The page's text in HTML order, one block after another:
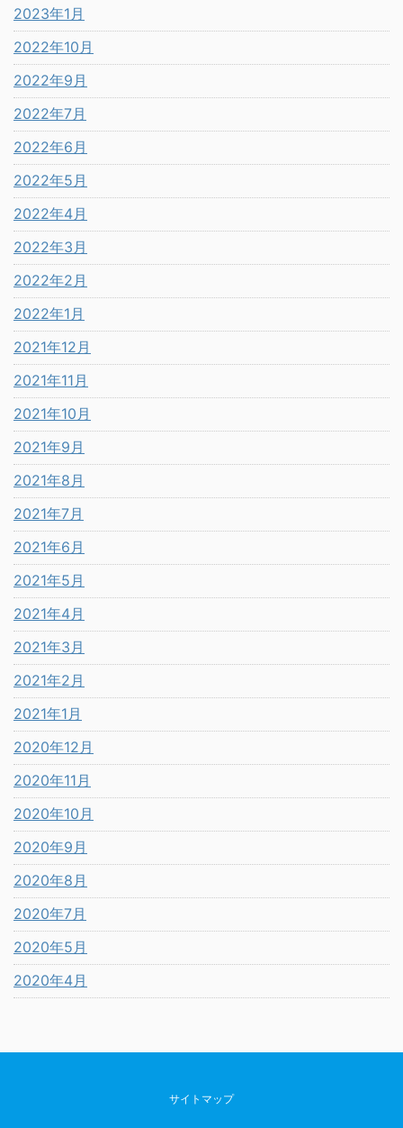
2023年1月
2022年10月
2022年9月
2022年7月
2022年6月
2022年5月
2022年4月
2022年3月
2022年2月
2022年1月
2021年12月
2021年11月
2021年10月
2021年9月
2021年8月
2021年7月
2021年6月
2021年5月
2021年4月
2021年3月
2021年2月
2021年1月
2020年12月
2020年11月
2020年10月
2020年9月
2020年8月
2020年7月
2020年5月
2020年4月
サイトマップ